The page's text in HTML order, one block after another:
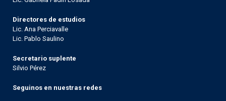
Directores de estudios
Lic. Ana Perciavalle
Lic. Pablo Saulino
Secretario suplente
Silvio Pérez
Seguinos en nuestras redes